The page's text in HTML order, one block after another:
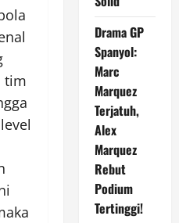
tim
Drama GP
Spanyol:
Marc
Marquez
Terjatuh,
Alex
Marquez
Rebut
Podium
Tertinggi!